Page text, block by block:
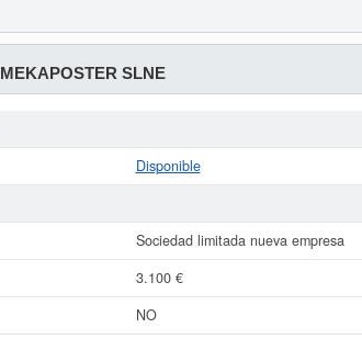
MEKAPOSTER SLNE
Disponible
Sociedad limitada nueva empresa
3.100 €
NO